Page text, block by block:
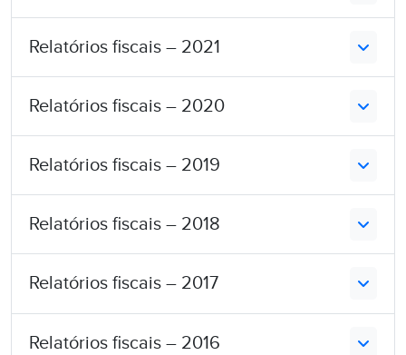
Relatórios fiscais – 2021
Relatórios fiscais – 2020
Relatórios fiscais – 2019
Relatórios fiscais – 2018
Relatórios fiscais – 2017
Relatórios fiscais – 2016